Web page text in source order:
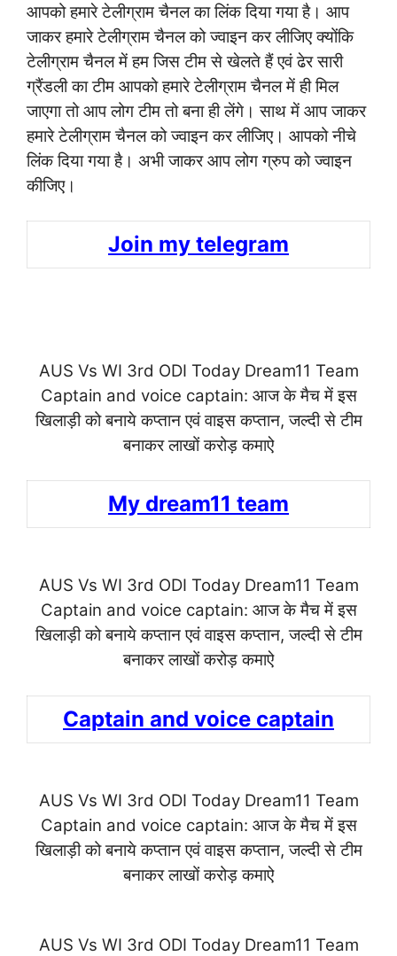
आपको हमारे टेलीग्राम चैनल का लिंक दिया गया है। आप
जाकर हमारे टेलीग्राम चैनल को ज्वाइन कर लीजिए क्योंकि
टेलीग्राम चैनल में हम जिस टीम से खेलते हैं एवं ढेर सारी
ग्रैंडली का टीम आपको हमारे टेलीग्राम चैनल में ही मिल
जाएगा तो आप लोग टीम तो बना ही लेंगे। साथ में आप जाकर
हमारे टेलीग्राम चैनल को ज्वाइन कर लीजिए। आपको नीचे
लिंक दिया गया है। अभी जाकर आप लोग ग्रुप को ज्वाइन
कीजिए।
Join my telegram
AUS Vs WI 3rd ODI Today Dream11 Team
Captain and voice captain: आज के मैच में इस
खिलाड़ी को बनाये कप्तान एवं वाइस कप्तान, जल्दी से टीम
बनाकर लाखों करोड़ कमाऐ
My dream11 team
AUS Vs WI 3rd ODI Today Dream11 Team
Captain and voice captain: आज के मैच में इस
खिलाड़ी को बनाये कप्तान एवं वाइस कप्तान, जल्दी से टीम
बनाकर लाखों करोड़ कमाऐ
Captain and voice captain
AUS Vs WI 3rd ODI Today Dream11 Team
Captain and voice captain: आज के मैच में इस
खिलाड़ी को बनाये कप्तान एवं वाइस कप्तान, जल्दी से टीम
बनाकर लाखों करोड़ कमाऐ
AUS Vs WI 3rd ODI Today Dream11 Team